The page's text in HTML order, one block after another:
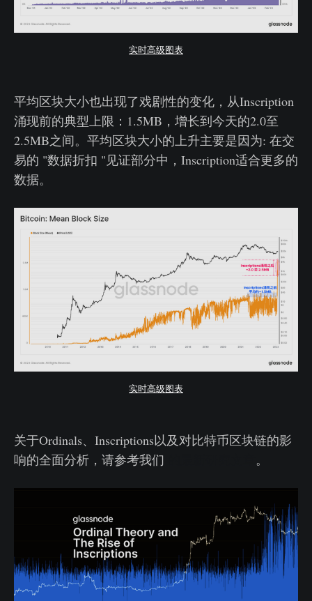
实时高级图表
平均区块大小也出现了戏剧性的变化，从Inscription
涌现前的典型上限：1.5MB，增长到今天的2.0至
2.5MB之间。平均区块大小的上升主要是因为: 在交
易的 "数据折扣 "见证部分中，Inscription适合更多的
数据。
实时高级图表
关于Ordinals、Inscriptions以及对比特币区块链的影
响的全面分析，请参考我们
。